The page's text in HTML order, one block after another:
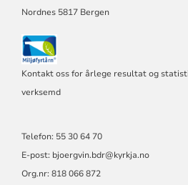
Nordnes 5817 Bergen
Kontakt oss for årlege resultat og
verksemd
Telefon: 55 30 64 70
E-post: bjoergvin.bdr@kyrkja.no
Org.nr: 818 066 872